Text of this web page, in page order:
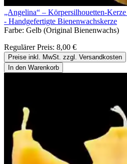
„Angelina“ – Körpersilhouetten-
- Handgefertigte Bienenwachskerze
Farbe: Gelb (Original Bienenwachs)
Regulärer Preis: 8,00 €
Preise inkl. MwSt. zzgl. Versandkosten
In den Warenkorb